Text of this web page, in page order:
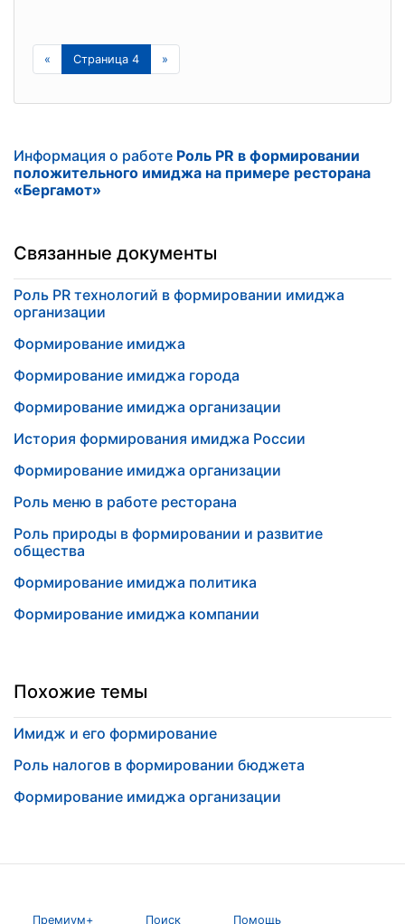
« Страница 4 »
Информация о работе Роль PR в формировании
положительного имиджа на примере ресторана
«Бергамот»
Связанные документы
Роль PR технологий в формировании имиджа
организации
Формирование имиджа
Формирование имиджа города
Формирование имиджа организации
История формирования имиджа России
Формирование имиджа организации
Роль меню в работе ресторана
Роль природы в формировании и развитие
общества
Формирование имиджа политика
Формирование имиджа компании
Похожие темы
Имидж и его формирование
Роль налогов в формировании бюджета
Формирование имиджа организации
Премиум+ Поиск Помощь